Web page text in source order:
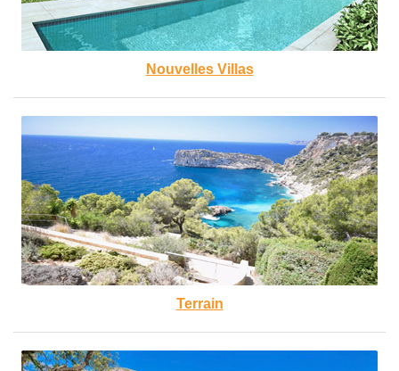
Nouvelles Villas
Terrain